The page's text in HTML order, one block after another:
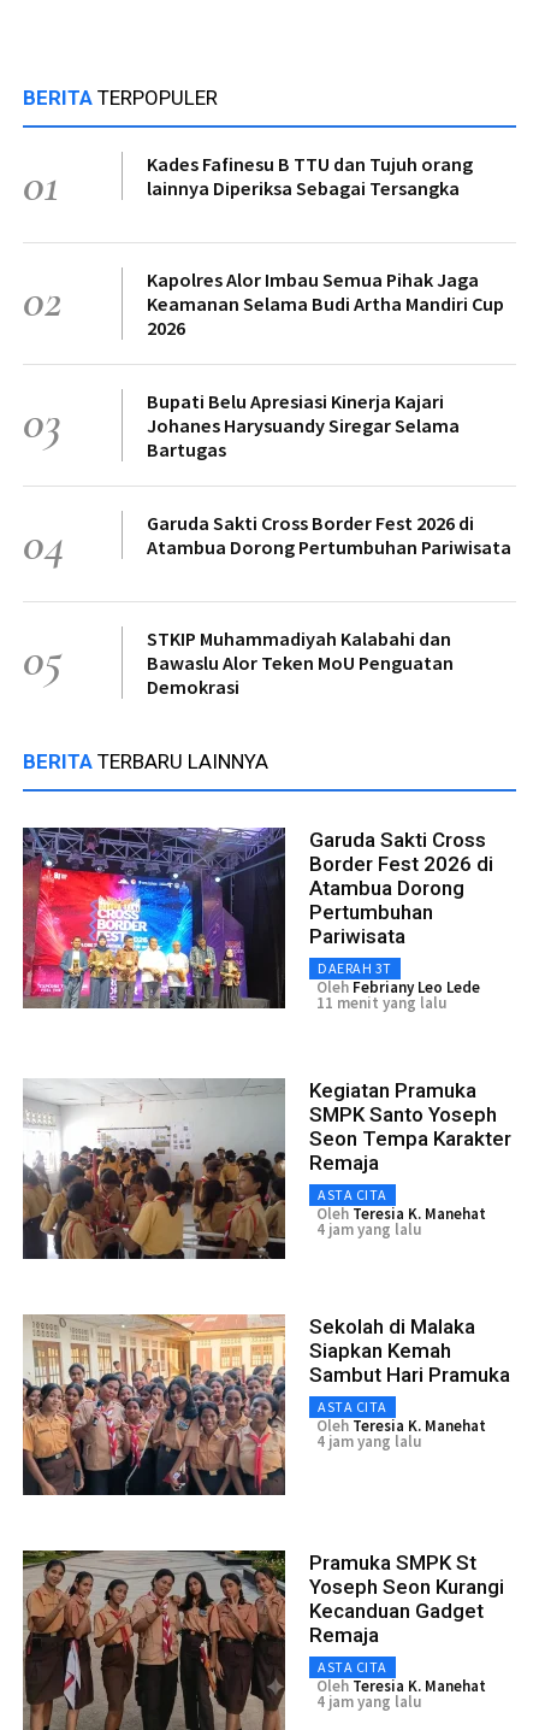
BERITA TERPOPULER
01
Kades Fafinesu B TTU dan Tujuh orang
lainnya Diperiksa Sebagai Tersangka
02
Kapolres Alor Imbau Semua Pihak Jaga
Keamanan Selama Budi Artha Mandiri Cup
2026
03
Bupati Belu Apresiasi Kinerja Kajari
Johanes Harysuandy Siregar Selama
Bartugas
04
Garuda Sakti Cross Border Fest 2026 di
Atambua Dorong Pertumbuhan Pariwisata
05
STKIP Muhammadiyah Kalabahi dan
Bawaslu Alor Teken MoU Penguatan
Demokrasi
BERITA TERBARU LAINNYA
Garuda Sakti Cross
Border Fest 2026 di
Atambua Dorong
Pertumbuhan
Pariwisata
DAERAH 3T
Oleh Febriany Leo Lede
11 menit yang lalu
Kegiatan Pramuka
SMPK Santo Yoseph
Seon Tempa Karakter
Remaja
ASTA CITA
Oleh Teresia K. Manehat
4 jam yang lalu
Sekolah di Malaka
Siapkan Kemah
Sambut Hari Pramuka
ASTA CITA
Oleh Teresia K. Manehat
4 jam yang lalu
Pramuka SMPK St
Yoseph Seon Kurangi
Kecanduan Gadget
Remaja
ASTA CITA
Oleh Teresia K. Manehat
4 jam yang lalu